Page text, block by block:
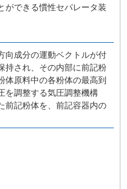
ができる慣性セパレータ装
向成分の運動ベクトルが付
持され、その内部に前記粉
体原料中の各粉体の最高到
を調整する気圧調整機構
前記粉体を、前記容器内の